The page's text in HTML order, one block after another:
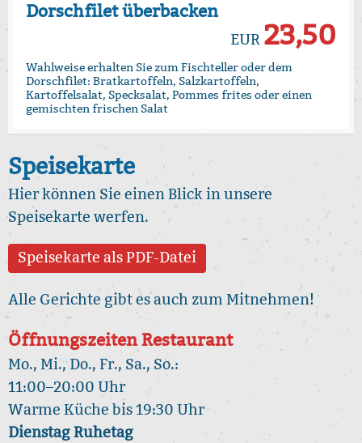
Dorschfilet überbacken
EUR 23,50
Wahlweise erhalten Sie zum Fischteller oder dem
Dorschfilet: Bratkartoffeln, Salzkartoffeln,
Kartoffelsalat, Specksalat, Pommes frites oder einen
gemischten frischen Salat
Speisekarte
Hier können Sie einen Blick in unsere
Speisekarte werfen.
Speisekarte als PDF-Datei
Alle Gerichte gibt es auch zum Mitnehmen!
Öffnungszeiten Restaurant
Mo., Mi., Do., Fr., Sa., So.:
11:00–20:00 Uhr
Warme Küche bis 19:30 Uhr
Dienstag Ruhetag